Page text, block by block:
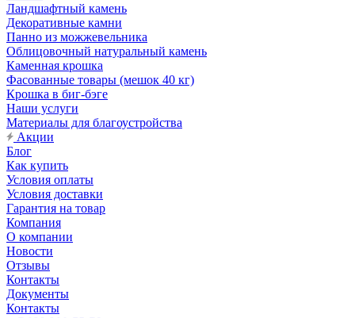
Ландшафтный камень
Декоративные камни
Панно из можжевельника
Облицовочный натуральный камень
Каменная крошка
Фасованные товары (мешок 40 кг)
Крошка в биг-бэге
Наши услуги
Материалы для благоустройства
Акции
Блог
Как купить
Условия оплаты
Условия доставки
Гарантия на товар
Компания
О компании
Новости
Отзывы
Контакты
Документы
Контакты